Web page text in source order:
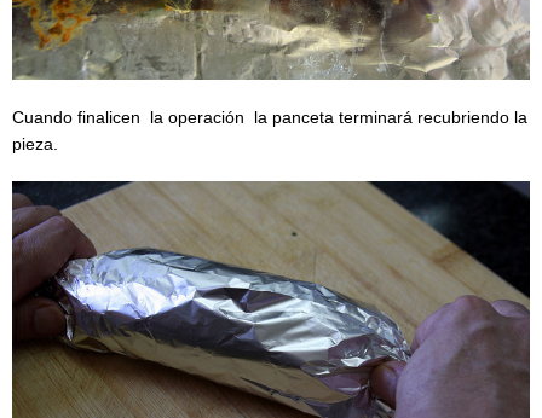
Cuando finalicen la operación la panceta terminará recubriendo la
pieza.